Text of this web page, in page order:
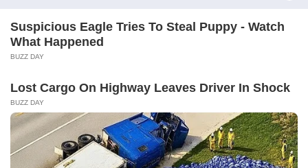
SHAFAR
SIBOSPINTAR SILABUS
SIMPATIKA SIMPEG
SIMSARPRAS SISPENA